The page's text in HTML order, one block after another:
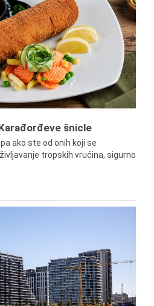
šnicle
ako ste od onih koji se
tropskih vrućina, sigurno